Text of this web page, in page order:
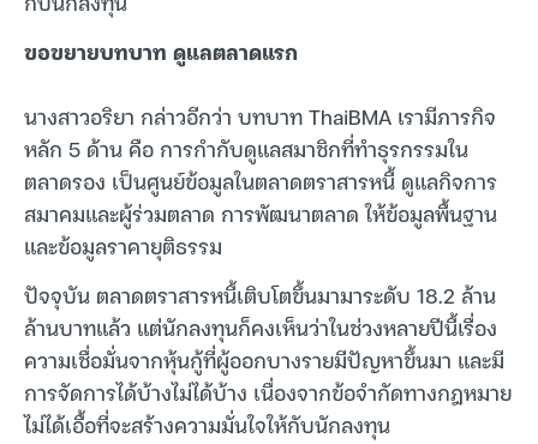
ขอขยายบทบาท ดูแลตลาดแรก
นางสาวอริยา กล่าวอีกว่า บทบาท ThaiBMA เรามีภารกิจ
หลัก 5 ด้าน คือ การกำกับดูแลสมาชิกที่ทำธุรกรรมใน
ตลาดรอง เป็นศูนย์ข้อมูลในตลาดตราสารหนี้ ดูแลกิจการ
สมาคมและผู้ร่วมตลาด การพัฒนาตลาด ให้ข้อมูลพื้นฐาน
และข้อมูลราคายุติธรรม
ปัจจุบัน ตลาดตราสารหนี้เติบโตขึ้นมามาระดับ 18.2 ล้าน
ล้านบาทแล้ว แต่นักลงทุนก็คงเห็นว่าในช่วงหลายปีนี้เรื่อง
ความเชื่อมั่นจากหุ้นกู้ที่ผู้ออกบางรายมีปัญหาขึ้นมา และมี
การจัดการได้บ้างไม่ได้บ้าง เนื่องจากข้อจำกัดทางกฎหมาย
ไม่ได้เอื้อที่จะสร้างความมั่นใจให้กับนักลงทุน